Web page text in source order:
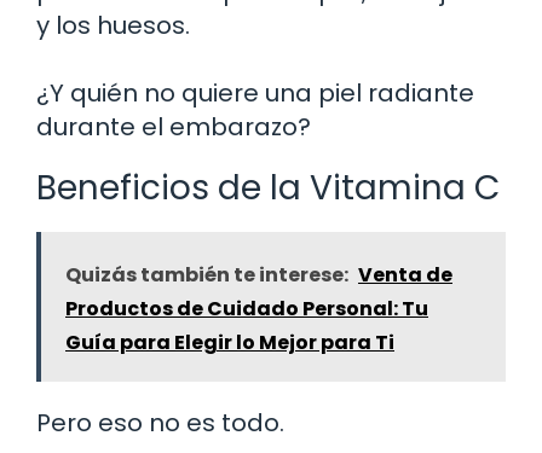
y los huesos.
¿Y quién no quiere una piel radiante
durante el embarazo?
Beneficios de la Vitamina C
Quizás también te interese: Venta de
Productos de Cuidado Personal: Tu
Guía para Elegir lo Mejor para Ti
Pero eso no es todo.